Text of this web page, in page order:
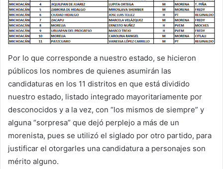
Por lo que corresponde a nuestro estado, se hicieron
públicos los nombres de quienes asumirán las
candidaturas en los 11 distritos en que está dividido
nuestro estado, listado integrado mayoritariamente por
desconocidos y a la vez, con “los mismos de siempre” y
alguna “sorpresa” que dejó perplejo a más de un
morenista, pues se utilizó el siglado por otro partido, para
justificar el otorgarles una candidatura a personajes son
mérito alguno.